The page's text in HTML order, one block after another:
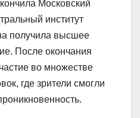
Московский
институт
получила высшее
После окончания
во множестве
где зрители смогли